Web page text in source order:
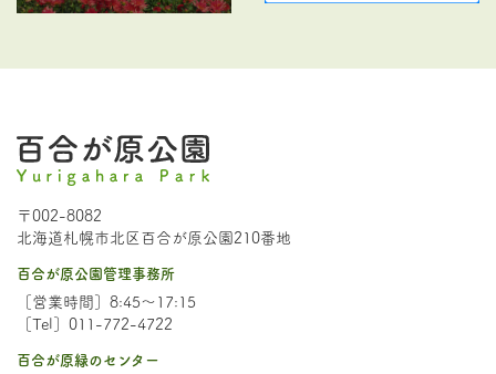
〒002-8082
北海道札幌市北区百合が原公園210番地
百合が原公園管理事務所
［営業時間］8:45～17:15
［Tel］011-772-4722
百合が原緑のセンター